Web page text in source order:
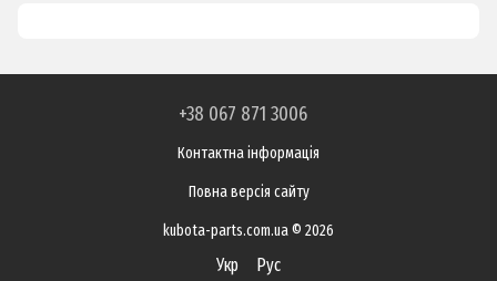
+38 067 871 3006
Контактна інформація
Повна версія сайту
kubota-parts.com.ua © 2026
Укр Рус